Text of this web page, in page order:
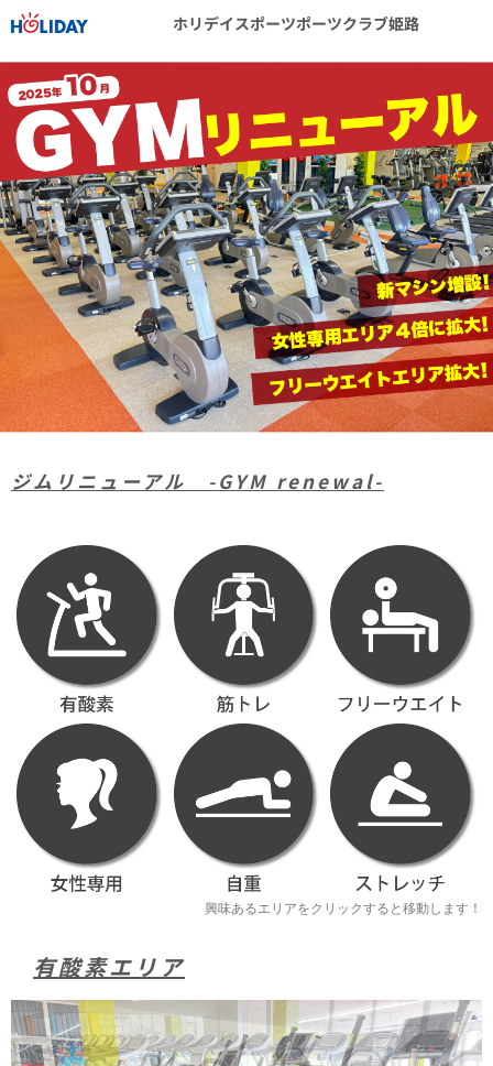
ホリデイスポーツポーツクラブ姫路
ジムリニューアル -GYM renewal-
興味あるエリアをクリックすると移動します！
有酸素エリア